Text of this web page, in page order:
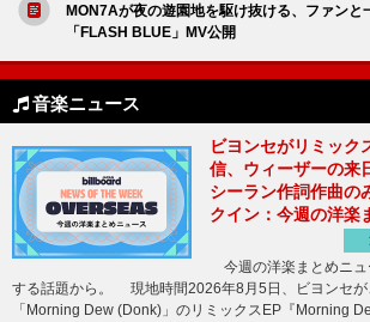
MON7Aが夜の遊園地を駆け抜ける、ファンと
「FLASH BLUE」MV公開
音楽ニュース
ビヨンセがリミック
信、ウィーザーの来
シーラン作詞作曲の
クイン：今週の洋楽
今週の洋楽まとめニュ
する話題から。 現地時間2026年8月5日、ビヨンセが
「Morning Dew (Donk)」のリミックスEP『Morning